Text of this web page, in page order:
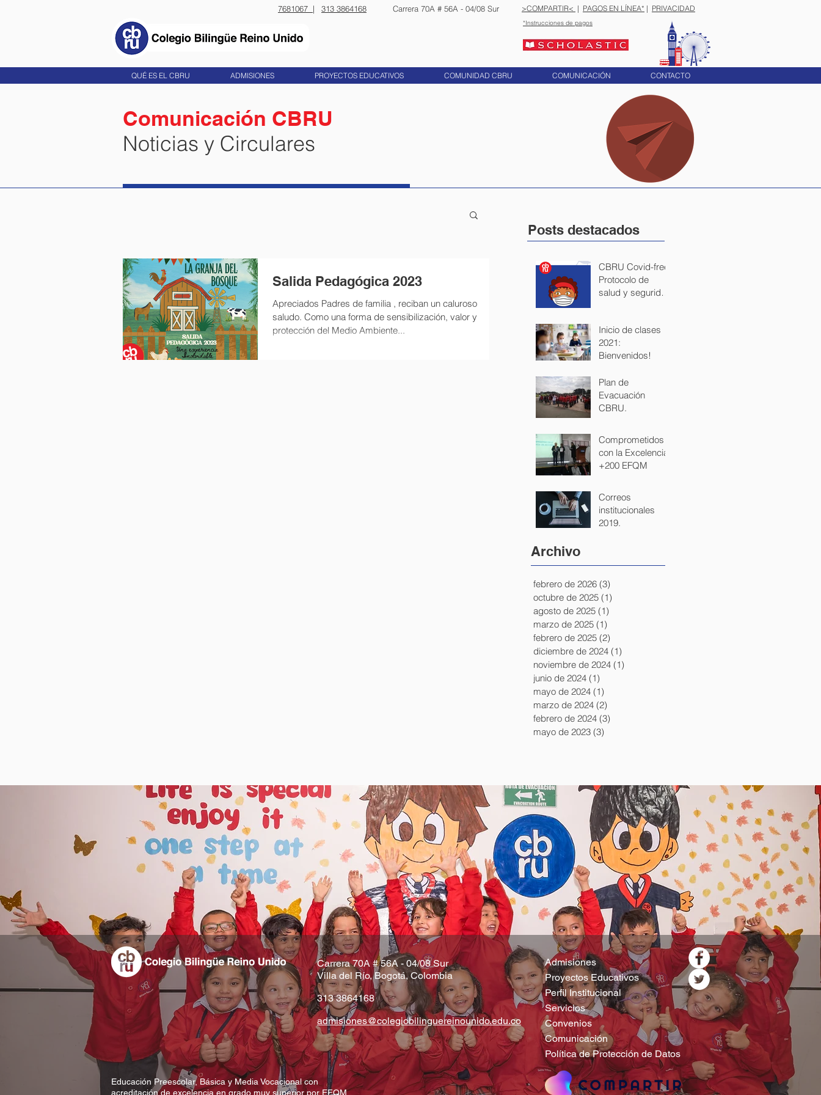
7681067 | ​​Carrera 70A # 56A - 04/08 Sur
313 3864168 >COMPARTIR< | PAGOS EN LÍNEA* | PRIVACIDAD
*Instrucciones de pagos
QUÉ ES EL CBRU ADMISIONES PROYECTOS EDUCATIVOS COMUNIDAD CBRU COMUNICACIÓN CONTACTO
Comunicación CBRU
Noticias y Circulares
Salida Pedagógica 2023
Apreciados Padres de familia , reciban un caluroso
saludo. Como una forma de sensibilización, valor y
protección del Medio Ambiente...
Posts destacados
CBRU Covid-free:
Protocolo de
salud y seguridad
Inicio de clases
2021:
Bienvenidos!
Plan de
Evacuación
CBRU.
Comprometidos
con la Excelencia
+200 EFQM
Correos
institucionales
2019.
Archivo
febrero de 2026 (3)
octubre de 2025 (1)
agosto de 2025 (1)
marzo de 2025 (1)
febrero de 2025 (2)
diciembre de 2024 (1)
noviembre de 2024 (1)
junio de 2024 (1)
mayo de 2024 (1)
marzo de 2024 (2)
febrero de 2024 (3)
mayo de 2023 (3)
​​Carrera 70A # 56A - 04/08 Sur
Villa del Río, Bogotá, Colombia
313 3864168
admisiones@colegiobilinguereinounido.edu.co
Educación Preescolar, Básica y Media Vocacional con
acreditación de excelencia en grado muy superior por EFQM.
Admisiones
Proyectos Educativos
Perfil Institucional
Servicios
Convenios
Comunicación
Política de Protección de Datos